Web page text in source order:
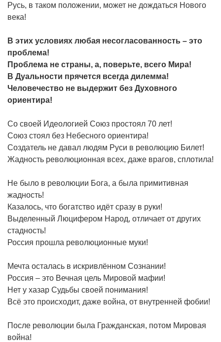
Русь, в таком положении, может не дождаться Нового
века!
В этих условиях любая несогласованность – это
проблема!
Проблема не страны, а, поверьте, всего Мира!
В Дуальности прячется всегда дилемма!
Человечество не выдержит без Духовного
ориентира!
Со своей Идеологией Союз простоял 70 лет!
Союз стоял без Небесного ориентира!
Создатель не давал людям Руси в революцию Билет!
Жадность революционная всех, даже врагов, сплотила!
Не было в революции Бога, а была примитивная
жадность!
Казалось, что богатство идёт сразу в руки!
Выделенный Люцифером Народ, отличает от других
стадность!
Россия прошла революционные муки!
Мечта осталась в искривлённом Сознании!
Россия – это Вечная цель Мировой мафии!
Нет у хазар Судьбы своей понимания!
Всё это происходит, даже война, от внутренней фобии!
После революции была Гражданская, потом Мировая
война!